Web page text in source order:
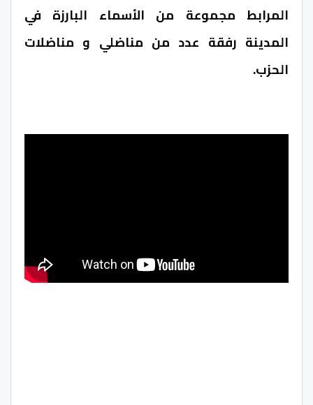
المرابط مجموعة من الأسماء البارزة في
المدينة رفقة عدد من مناضلي و مناضلات
الحزب.